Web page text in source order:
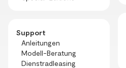
Support
Anleitungen
Modell-Beratung
Dienstradleasing